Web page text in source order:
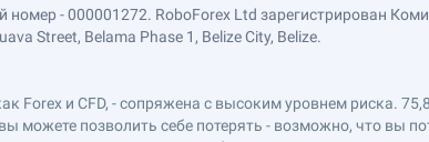
- 000001272. RoboForex Ltd зарегистрирован
Street, Belama Phase 1, Belize City, Belize.
Forex и CFD, - сопряжена с высоким уровнем риска.
можете позволить себе потерять - возможно, что вы